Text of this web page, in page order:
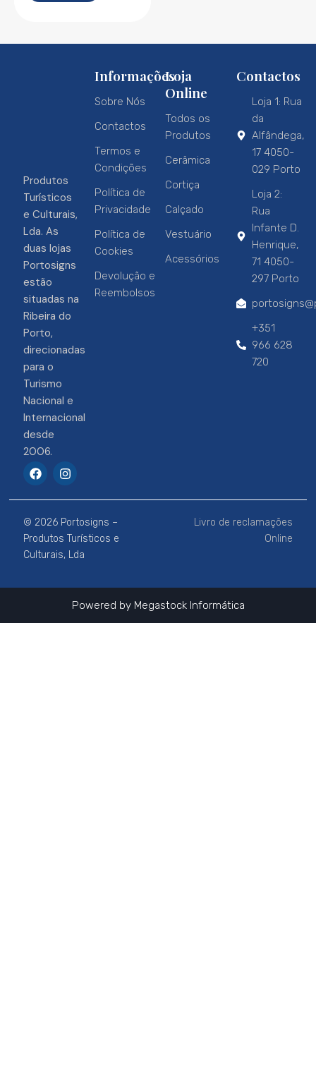
Produtos
Turísticos
e Culturais,
Lda. As
duas lojas
Portosigns
estão
situadas na
Ribeira do
Porto,
direcionadas
para o
Turismo
Nacional e
Internacional
desde
2006.
F
a
e
b
o
o
k
I
n
t
a
g
r
a
m
Informações
Sobre Nós
Contactos
Termos e
Condições
Política de
Privacidade
Política de
Cookies
Devolução e
Reembolsos
Loja
Online
Todos os
Produtos
Cerâmica
Cortiça
Calçado
Vestuário
Acessórios
Contactos
Loja 1: Rua
da
Alfândega,
17 4050-
029 Porto
Loja 2:
Rua
Infante D.
Henrique,
71 4050-
297 Porto
+351
966 628
720
© 2026 Portosigns –
Produtos Turísticos e
Culturais, Lda
Livro de reclamações
Online
Powered by Megastock Informática